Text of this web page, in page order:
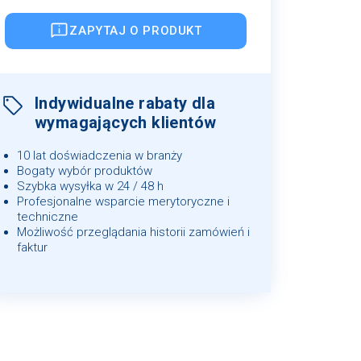
ZAPYTAJ O PRODUKT
Indywidualne rabaty dla
wymagających klientów
10 lat doświadczenia w branży
Bogaty wybór produktów
Szybka wysyłka w 24 / 48 h
Profesjonalne wsparcie merytoryczne i
techniczne
Możliwość przeglądania historii zamówień i
faktur